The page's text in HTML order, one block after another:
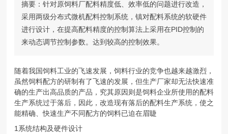
摘要：针对原饲料厂配料精度低、效率低的问题进行改造，
采用两级分布式微机配料控制系统，镇对配料系统的软硬件
进行设计，在提高配料精度的控制算法上采用在PID控制的
来动态调节控制参数。达到较高的控制效果。
随着我国饲料工业的飞速发展，饲料行业的竞争也越来越激烈，
虽然饲料配方的研制有了飞速的发展，但生产厂家却无法快速准
确的生产出高品质的产品，究其原因则是饲料企业所使用的配料
生产系统过于落后，因此，改造现有落后的配料生产系统，使之
能精确、快速生产不同配方的饲料已迫在眉睫
1系统结构及硬件设计